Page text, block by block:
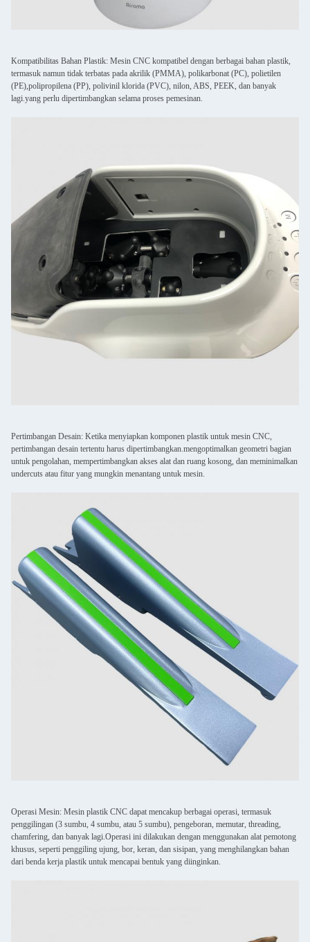
Kompatibilitas Bahan Plastik: Mesin CNC kompatibel dengan berbagai bahan plastik,
termasuk namun tidak terbatas pada akrilik (PMMA), polikarbonat (PC), polietilen
(PE),polipropilena (PP), polivinil klorida (PVC), nilon, ABS, PEEK, dan banyak
lagi.yang perlu dipertimbangkan selama proses pemesinan.
Pertimbangan Desain: Ketika menyiapkan komponen plastik untuk mesin CNC,
pertimbangan desain tertentu harus dipertimbangkan.mengoptimalkan geometri bagian
untuk pengolahan, mempertimbangkan akses alat dan ruang kosong, dan meminimalkan
undercuts atau fitur yang mungkin menantang untuk mesin.
Operasi Mesin: Mesin plastik CNC dapat mencakup berbagai operasi, termasuk
penggilingan (3 sumbu, 4 sumbu, atau 5 sumbu), pengeboran, memutar, threading,
chamfering, dan banyak lagi.Operasi ini dilakukan dengan menggunakan alat pemotong
khusus, seperti penggiling ujung, bor, keran, dan sisipan, yang menghilangkan bahan
dari benda kerja plastik untuk mencapai bentuk yang diinginkan.